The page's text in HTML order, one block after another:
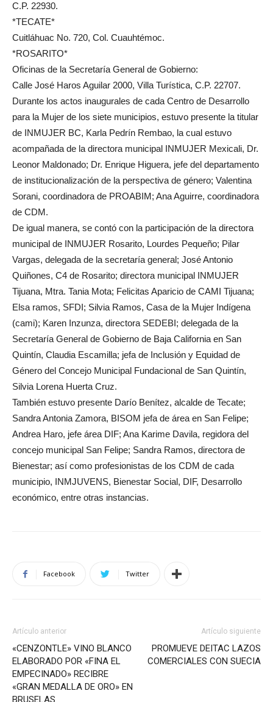
C.P. 22930.
*TECATE*
Cuitláhuac No. 720, Col. Cuauhtémoc.
*ROSARITO*
Oficinas de la Secretaría General de Gobierno:
Calle José Haros Aguilar 2000, Villa Turística, C.P. 22707.
Durante los actos inaugurales de cada Centro de Desarrollo
para la Mujer de los siete municipios, estuvo presente la titular
de INMUJER BC, Karla Pedrín Rembao, la cual estuvo
acompañada de la directora municipal INMUJER Mexicali, Dr.
Leonor Maldonado; Dr. Enrique Higuera, jefe del departamento
de institucionalización de la perspectiva de género; Valentina
Sorani, coordinadora de PROABIM; Ana Aguirre, coordinadora
de CDM.
De igual manera, se contó con la participación de la directora
municipal de INMUJER Rosarito, Lourdes Pequeño; Pilar
Vargas, delegada de la secretaría general; José Antonio
Quiñones, C4 de Rosarito; directora municipal INMUJER
Tijuana, Mtra. Tania Mota; Felicitas Aparicio de CAMI Tijuana;
Elsa ramos, SFDI; Silvia Ramos, Casa de la Mujer Indígena
(cami); Karen Inzunza, directora SEDEBI; delegada de la
Secretaría General de Gobierno de Baja California en San
Quintín, Claudia Escamilla; jefa de Inclusión y Equidad de
Género del Concejo Municipal Fundacional de San Quintín,
Silvia Lorena Huerta Cruz.
También estuvo presente Darío Benítez, alcalde de Tecate;
Sandra Antonia Zamora, BISOM jefa de área en San Felipe;
Andrea Haro, jefe área DIF; Ana Karime Davila, regidora del
concejo municipal San Felipe; Sandra Ramos, directora de
Bienestar; así como profesionistas de los CDM de cada
municipio, INMJUVENS, Bienestar Social, DIF, Desarrollo
económico, entre otras instancias.
Facebook Twitter
Artículo anterior
«CENZONTLE» VINO BLANCO
ELABORADO POR «FINA EL
EMPECINADO» RECIBRE
«GRAN MEDALLA DE ORO» EN
BRUSELAS
Artículo siguiente
PROMUEVE DEITAC LAZOS
COMERCIALES CON SUECIA